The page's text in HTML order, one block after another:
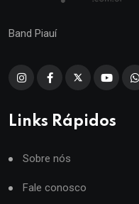
Band Piauí
Links Rápidos
Sobre nós
Fale conosco